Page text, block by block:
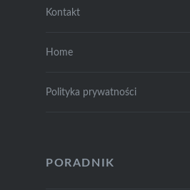
Kontakt
Home
Polityka prywatności
PORADNIK